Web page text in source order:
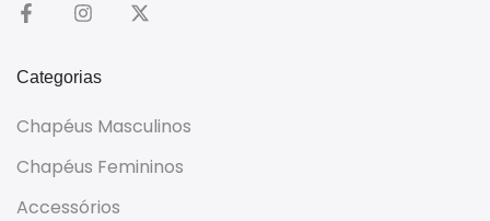
Categorias
Chapéus Masculinos
Chapéus Femininos
Accessórios